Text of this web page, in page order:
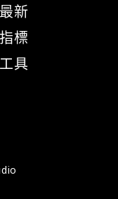
最新
指標
工具